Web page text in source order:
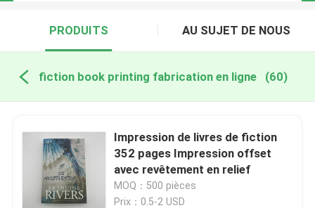
PRODUITS AU SUJET DE NOUS
fiction book printing fabrication en ligne (60)
Impression de livres de fiction
352 pages Impression offset
avec revêtement en relief
MOQ：500 pièces
Prix：0.5-2 USD